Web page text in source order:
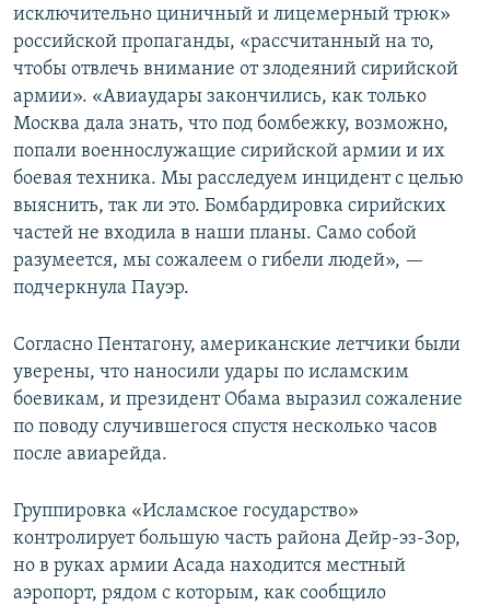
исключительно циничный и лицемерный трюк»
российской пропаганды, «рассчитанный на то,
чтобы отвлечь внимание от злодеяний сирийской
армии». «Авиаудары закончились, как только
Москва дала знать, что под бомбежку, возможно,
попали военнослужащие сирийской армии и их
боевая техника. Мы расследуем инцидент с целью
выяснить, так ли это. Бомбардировка сирийских
частей не входила в наши планы. Само собой
разумеется, мы сожалеем о гибели людей», —
подчеркнула Пауэр.
Согласно Пентагону, американские летчики были
уверены, что наносили удары по исламским
боевикам, и президент Обама выразил сожаление
по поводу случившегося спустя несколько часов
после авиарейда.
Группировка «Исламское государство»
контролирует большую часть района Дейр-эз-Зор,
но в руках армии Асада находится местный
аэропорт, рядом с которым, как сообщило